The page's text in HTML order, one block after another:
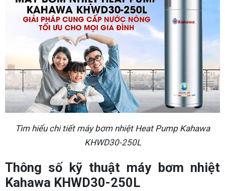
Tìm hiểu chi tiết máy bơm nhiệt Heat Pump Kahawa
KHWD30-250L
Thông số kỹ thuật máy bơm nhiệt
Kahawa KHWD30-250L